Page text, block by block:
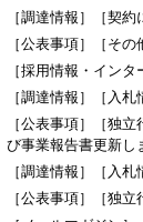
［調達情報］［契
［公表事項］［そ
［採用情報・イン
［調達情報］［入
［公表事項］［独
び事業報告書更新し
［調達情報］［入
［公表事項］［独